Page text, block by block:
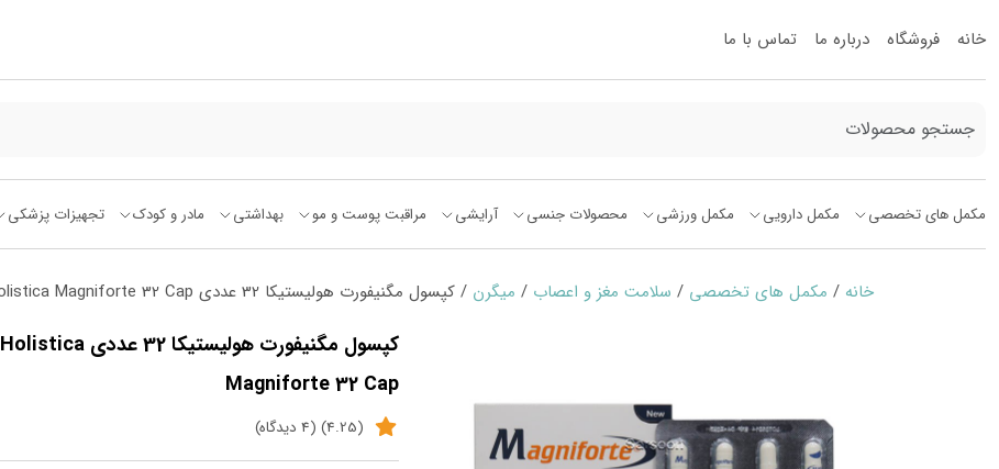
خانه فروشگاه درباره ما تماس با ما
مکمل های تخصصی مکمل دارویی مکمل ورزشی محصولات جنسی آرایشی مراقبت پوست و مو بهداشتی مادر و کودک تجهیزات پزشکی
خانه / مکمل های تخصصی / سلامت مغز و اعصاب / میگرن / کپسول مگنیفورت هولیستیکا 32 عددی Holistica Magniforte 32 Cap
کپسول مگنیفورت هولیستیکا 32 عددی Holistica
Magniforte 32 Cap
(4.25) (4 دیدگاه)